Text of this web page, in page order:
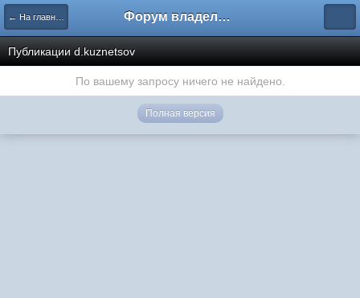
← На главную Форум владельцев интернет-магазинов
Публикации d.kuznetsov
По вашему запросу ничего не найдено.
Полная версия